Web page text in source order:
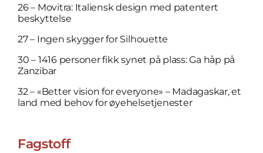
26 – Movitra: Italiensk design med patentert
beskyttelse
27 – Ingen skygger for Silhouette
30 – 1416 personer fikk synet på plass: Ga håp på
Zanzibar
32 – «Better vision for everyone» – Madagaskar, et
land med behov for øyehelsetjenester
Fagstoff